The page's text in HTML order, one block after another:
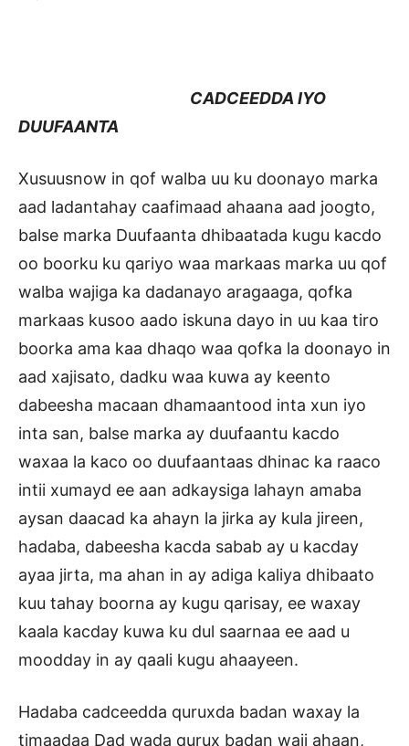
CADCEEDDA IYO
DUUFAANTA
Xusuusnow in qof walba uu ku doonayo marka
aad ladantahay caafimaad ahaana aad joogto,
balse marka Duufaanta dhibaatada kugu kacdo
oo boorku ku qariyo waa markaas marka uu qof
walba wajiga ka dadanayo aragaaga, qofka
markaas kusoo aado iskuna dayo in uu kaa tiro
boorka ama kaa dhaqo waa qofka la doonayo in
aad xajisato, dadku waa kuwa ay keento
dabeesha macaan dhamaantood inta xun iyo
inta san, balse marka ay duufaantu kacdo
waxaa la kaco oo duufaantaas dhinac ka raaco
intii xumayd ee aan adkaysiga lahayn amaba
aysan daacad ka ahayn la jirka ay kula jireen,
hadaba, dabeesha kacda sabab ay u kacday
ayaa jirta, ma ahan in ay adiga kaliya dhibaato
kuu tahay boorna ay kugu qarisay, ee waxay
kaala kacday kuwa ku dul saarnaa ee aad u
moodday in ay qaali kugu ahaayeen.
Hadaba cadceedda quruxda badan waxay la
timaadaa Dad wada qurux badan waji ahaan,